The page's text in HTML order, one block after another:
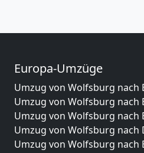
Europa-Umzüge
Umzug von Wolfsburg nach
Umzug von Wolfsburg nach
Umzug von Wolfsburg nach
Umzug von Wolfsburg nach
Umzug von Wolfsburg nach